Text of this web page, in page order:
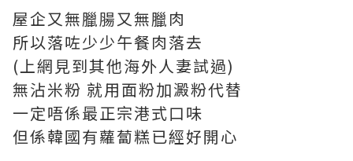
屋企又無臘腸又無臘肉
所以落咗少少午餐肉落去
(上網見到其他海外人妻試過)
無沾米粉 就用面粉加澱粉代替
一定唔係最正宗港式口味
但係韓國有蘿蔔糕已經好開心